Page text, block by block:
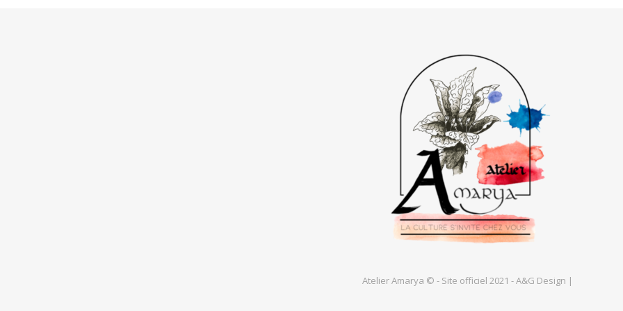
Atelier Amarya © - Site officiel 2021 - A&G Design |